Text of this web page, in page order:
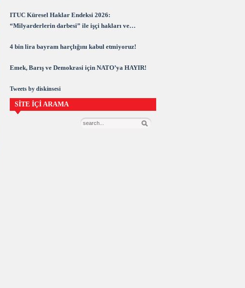
ITUC Küresel Haklar Endeksi 2026:
“Milyarderlerin darbesi” ile işçi hakları ve
4 bin lira bayram harçlığını kabul etmiyoruz!
Emek, Barış ve Demokrasi için NATO’ya HAYIR!
Tweets by diskinsesi
SİTE İÇİ ARAMA